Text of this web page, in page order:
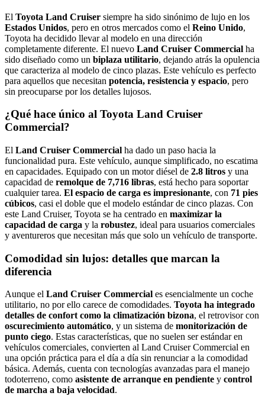
El Toyota Land Cruiser siempre ha sido sinónimo de lujo en los
Estados Unidos, pero en otros mercados como el Reino Unido,
Toyota ha decidido llevar al modelo en una dirección
completamente diferente. El nuevo Land Cruiser Commercial ha
sido diseñado como un biplaza utilitario, dejando atrás la opulencia
que caracteriza al modelo de cinco plazas. Este vehículo es perfecto
para aquellos que necesitan potencia, resistencia y espacio, pero
sin preocuparse por los detalles lujosos.
¿Qué hace único al Toyota Land Cruiser
Commercial?
El Land Cruiser Commercial ha dado un paso hacia la
funcionalidad pura. Este vehículo, aunque simplificado, no escatima
en capacidades. Equipado con un motor diésel de 2.8 litros y una
capacidad de remolque de 7,716 libras, está hecho para soportar
cualquier tarea. El espacio de carga es impresionante, con 71 pies
cúbicos, casi el doble que el modelo estándar de cinco plazas. Con
este Land Cruiser, Toyota se ha centrado en maximizar la
capacidad de carga y la robustez, ideal para usuarios comerciales
y aventureros que necesitan más que solo un vehículo de transporte.
Comodidad sin lujos: detalles que marcan la
diferencia
Aunque el Land Cruiser Commercial es esencialmente un coche
utilitario, no por ello carece de comodidades. Toyota ha integrado
detalles de confort como la climatización bizona, el retrovisor con
oscurecimiento automático, y un sistema de monitorización de
punto ciego. Estas características, que no suelen ser estándar en
vehículos comerciales, convierten al Land Cruiser Commercial en
una opción práctica para el día a día sin renunciar a la comodidad
básica. Además, cuenta con tecnologías avanzadas para el manejo
todoterreno, como asistente de arranque en pendiente y control
de marcha a baja velocidad.